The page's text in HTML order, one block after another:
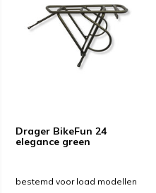
Drager BikeFun 24
elegance green
bestemd voor load modellen